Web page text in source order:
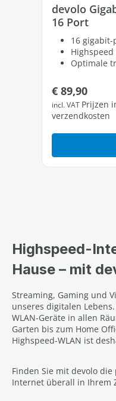
devolo
16 Port
16 gigabit-
Optimale
Normale prijs:
€ 89,90
incl. VAT Prijzen
verzendkosten
Highspeed-
Hause – mit
Streaming, Gaming und
unseres digitalen
WLAN-Geräte in allen
Garten bis zum Home
Highspeed-WLAN ist
Finden Sie mit devolo
Internet überall in Ihrem